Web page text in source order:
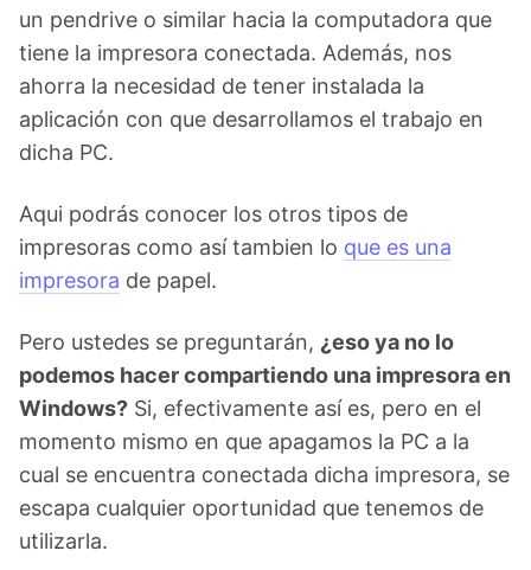
un pendrive o similar hacia la computadora que
tiene la impresora conectada. Además, nos
ahorra la necesidad de tener instalada la
aplicación con que desarrollamos el trabajo en
dicha PC.
Aqui podrás conocer los otros tipos de
impresoras como así tambien lo que es una
impresora de papel.
Pero ustedes se preguntarán, ¿eso ya no lo
podemos hacer compartiendo una impresora en
Windows? Si, efectivamente así es, pero en el
momento mismo en que apagamos la PC a la
cual se encuentra conectada dicha impresora, se
escapa cualquier oportunidad que tenemos de
utilizarla.